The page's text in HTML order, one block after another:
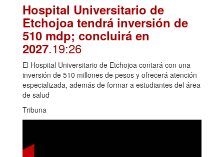
Hospital Universitario de
Etchojoa tendrá inversión de
510 mdp; concluirá en
2027.19:26
El Hospital Universitario de Etchojoa contará con una
inversión de 510 millones de pesos y ofrecerá atención
especializada, además de formar a estudiantes del área
de salud
Tribuna